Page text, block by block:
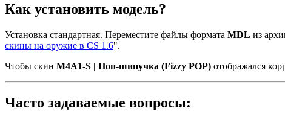
Как установить модель?
Установка стандартная. Переместите файлы формата MDL из
скины на оружие в CS 1.6".
Чтобы скин M4A1-S | Поп-шипучка (Fizzy POP) отображался
Часто задаваемые вопросы: